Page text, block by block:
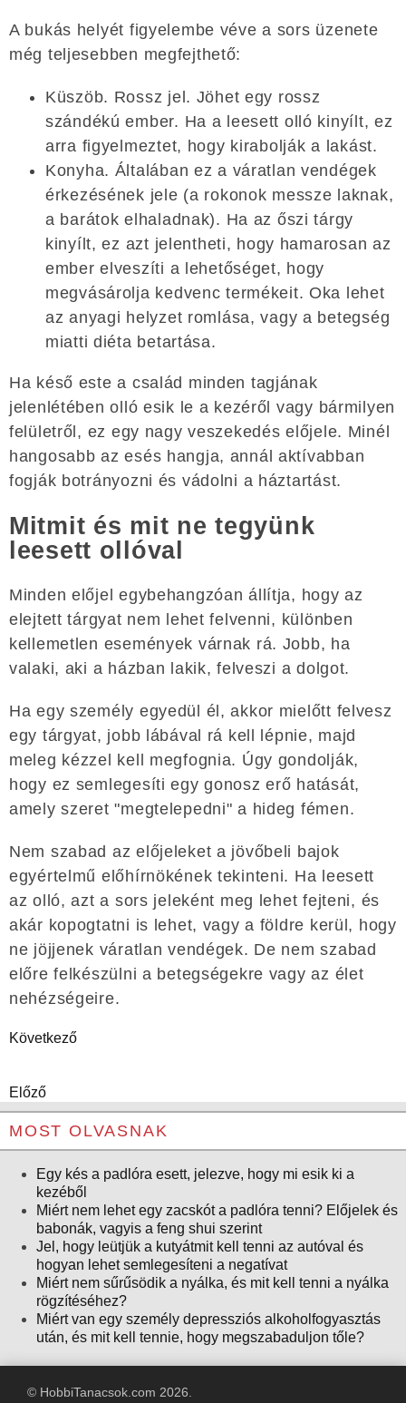
A bukás helyét figyelembe véve a sors üzenete
még teljesebben megfejthető:
Küszöb. Rossz jel. Jöhet egy rossz
szándékú ember. Ha a leesett olló kinyílt, ez
arra figyelmeztet, hogy kirabolják a lakást.
Konyha. Általában ez a váratlan vendégek
érkezésének jele (a rokonok messze laknak,
a barátok elhaladnak). Ha az őszi tárgy
kinyílt, ez azt jelentheti, hogy hamarosan az
ember elveszíti a lehetőséget, hogy
megvásárolja kedvenc termékeit. Oka lehet
az anyagi helyzet romlása, vagy a betegség
miatti diéta betartása.
Ha késő este a család minden tagjának
jelenlétében olló esik le a kezéről vagy bármilyen
felületről, ez egy nagy veszekedés előjele. Minél
hangosabb az esés hangja, annál aktívabban
fogják botrányozni és vádolni a háztartást.
Mitmit és mit ne tegyünk
leesett ollóval
Minden előjel egybehangzóan állítja, hogy az
elejtett tárgyat nem lehet felvenni, különben
kellemetlen események várnak rá. Jobb, ha
valaki, aki a házban lakik, felveszi a dolgot.
Ha egy személy egyedül él, akkor mielőtt felvesz
egy tárgyat, jobb lábával rá kell lépnie, majd
meleg kézzel kell megfognia. Úgy gondolják,
hogy ez semlegesíti egy gonosz erő hatását,
amely szeret "megtelepedni" a hideg fémen.
Nem szabad az előjeleket a jövőbeli bajok
egyértelmű előhírnökének tekinteni. Ha leesett
az olló, azt a sors jeleként meg lehet fejteni, és
akár kopogtatni is lehet, vagy a földre kerül, hogy
ne jöjjenek váratlan vendégek. De nem szabad
előre felkészülni a betegségekre vagy az élet
nehézségeire.
Következő
Előző
MOST OLVASNAK
Egy kés a padlóra esett, jelezve, hogy mi esik ki a
kezéből
Miért nem lehet egy zacskót a padlóra tenni? Előjelek és
babonák, vagyis a feng shui szerint
Jel, hogy leütjük a kutyátmit kell tenni az autóval és
hogyan lehet semlegesíteni a negatívat
Miért nem sűrűsödik a nyálka, és mit kell tenni a nyálka
rögzítéséhez?
Miért van egy személy depressziós alkoholfogyasztás
után, és mit kell tennie, hogy megszabaduljon tőle?
© HobbiTanacsok.com 2026.